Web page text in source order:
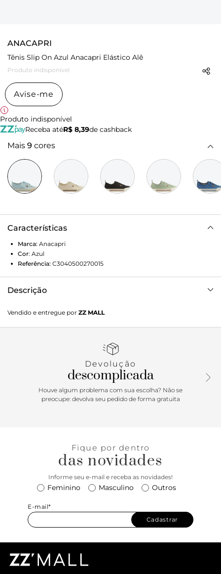
ANACAPRI
Tênis Slip On Azul Anacapri Elástico Alê
Produto indisponível
Avise-me
Produto indisponível
Receba atéR$ 8,39de cashback
Mais 9 cores
Características
Marca: Anacapri
Cor: Azul
Referência: C3040500270015
Descrição
Vendido e entregue por ZZ MALL
Devolução
descomplicada
Houve algum problema com sua escolha? Não se
preocupe: devolva seu pedido de forma gratuita
Fique por dentro
das novidades
Informe seu e-mail e receba as novidades!
Feminino Masculino Outros
E-mail*
Cadastrar